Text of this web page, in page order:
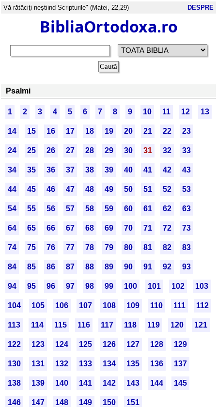
Vă rătăciţi neştiind Scripturile" (Matei, 22,29) DESPRE
BibliaOrtodoxa.ro
Psalmi
1 2 3 4 5 6 7 8 9 10 11 12 13
14 15 16 17 18 19 20 21 22 23
24 25 26 27 28 29 30 31 32 33
34 35 36 37 38 39 40 41 42 43
44 45 46 47 48 49 50 51 52 53
54 55 56 57 58 59 60 61 62 63
64 65 66 67 68 69 70 71 72 73
74 75 76 77 78 79 80 81 82 83
84 85 86 87 88 89 90 91 92 93
94 95 96 97 98 99 100 101 102 103
104 105 106 107 108 109 110 111 112
113 114 115 116 117 118 119 120 121
122 123 124 125 126 127 128 129
130 131 132 133 134 135 136 137
138 139 140 141 142 143 144 145
146 147 148 149 150
151